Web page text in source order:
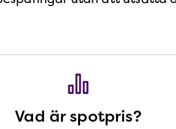
Vad är spotpris?